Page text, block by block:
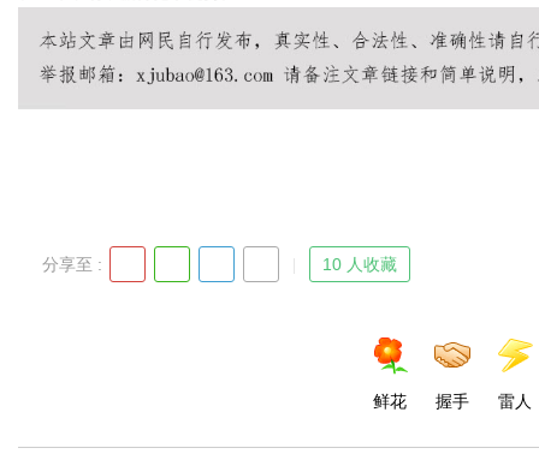
Bo
分享至 : 10 人收藏
鲜花 握手 雷人